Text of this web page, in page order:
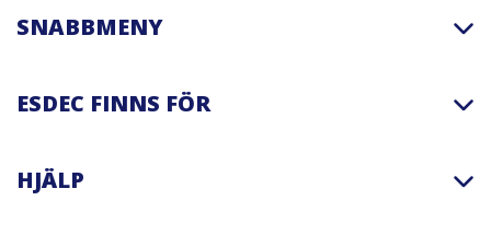
SNABBMENY
ESDEC FINNS FÖR
HJÄLP